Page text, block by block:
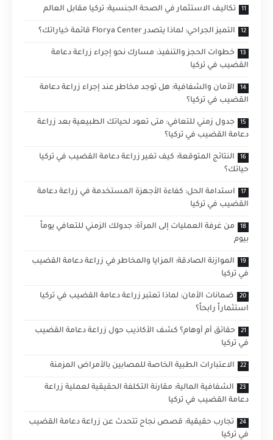
تكاليف الاستثمار في الصحة الجنسية: تركيا مقابل العالم
التميز الجراحي: لماذا يتصدر Florya Center قائمة خياراتك؟
خطوات الحجز والتنفيذ: مسارك نحو إجراء زراعة دعامة
القضيب في تركيا
الأمان والشفافية: هل توجد مخاطر عند إجراء زراعة دعامة
القضيب في تركيا؟
جدول زمني للتعافي: متى تعود لحياتك الطبيعية بعد زراعة
دعامة القضيب في تركيا؟
النتائج المتوقعة: كيف تغير زراعة دعامة القضيب في تركيا
حياتك؟
استدامة الحل: كفاءة الأجهزة المستخدمة في زراعة دعامة
القضيب في تركيا
من غرفة العمليات إلى المرآة: جدولك الزمني للتعافي يوماً
بيوم
الموازنة الصادقة: المزايا والمخاطر في زراعة دعامة القضيب
في تركيا
ضمانات الأمان: لماذا تعتبر زراعة دعامة القضيب في تركيا
استثماراً رابحاً؟
حقائق أم أوهام؟ كشف الأكاذيب حول زراعة دعامة القضيب
في تركيا
الاعتبارات الطبية الخاصة للمصابين بالأمراض المزمنة
الشفافية المالية: مقارنة التكلفة الحقيقية لعملية زراعة
دعامة القضيب في تركيا
تجارب حقيقية: قصص نجاح تتحدث عن زراعة دعامة القضيب
في تركيا